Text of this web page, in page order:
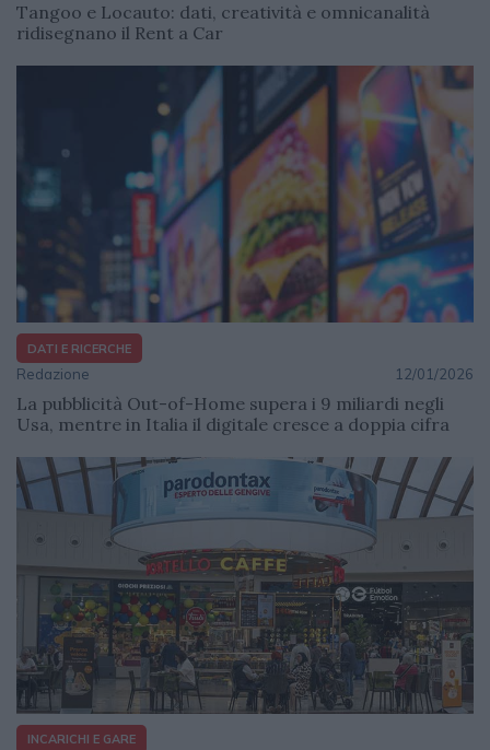
Tangoo e Locauto: dati, creatività e omnicanalità
ridisegnano il Rent a Car
DATI E RICERCHE
Redazione 12/01/2026
La pubblicità Out-of-Home supera i 9 miliardi negli
Usa, mentre in Italia il digitale cresce a doppia cifra
INCARICHI E GARE